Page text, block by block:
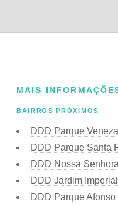
MAIS
BAIRROS PRÓXIMOS
DDD Parque Veneza
DDD Parque Santa
DDD Nossa
DDD Jardim Imperial
DDD Parque Afonso